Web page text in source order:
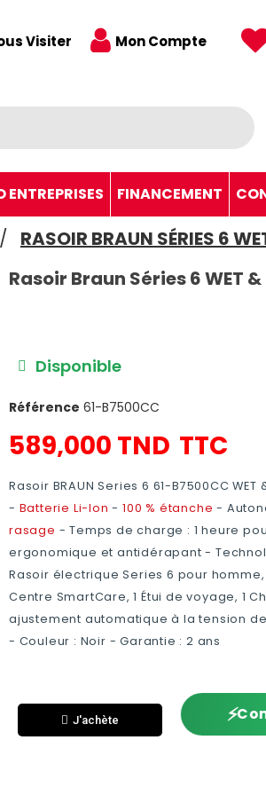
Visiter Mon Compte
ENTREPRISES FINANCEMENT
RASOIR BRAUN SÉRIES 6
Rasoir Braun Séries 6 WET
Disponible
Référence 61-B7500CC
589,000 TND TTC
Rasoir BRAUN Series 6 61-B7500CC WET
- Batterie Li-Ion - 100 % étanche -
rasage - Temps de charge : 1 heure
ergonomique et antidérapant -
Rasoir électrique Series 6 pour
Centre SmartCare, 1 Étui de voyage, 1
ajustement automatique à la tension de
- Couleur : Noir - Garantie : 2 ans
J'achète ⚡